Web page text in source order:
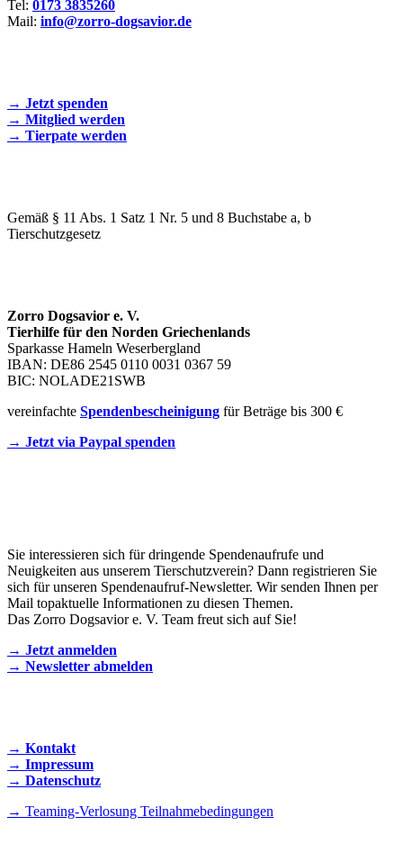
Tel: 0173 3835260
Mail: info@zorro-dogsavior.de
→ Jetzt spenden
→ Mitglied werden
→ Tierpate werden
Gemäß § 11 Abs. 1 Satz 1 Nr. 5 und 8 Buchstabe a, b
Tierschutzgesetz
Zorro Dogsavior e. V.
Tierhilfe für den Norden Griechenlands
Sparkasse Hameln Weserbergland
IBAN: DE86 2545 0110 0031 0367 59
BIC: NOLADE21SWB
vereinfachte Spendenbescheinigung für Beträge bis 300 €
→ Jetzt via Paypal spenden
Sie interessieren sich für dringende Spendenaufrufe und
Neuigkeiten aus unserem Tierschutzverein? Dann registrieren Sie
sich für unseren Spendenaufruf-Newsletter. Wir senden Ihnen per
Mail topaktuelle Informationen zu diesen Themen.
Das Zorro Dogsavior e. V. Team freut sich auf Sie!
→ Jetzt anmelden
→ Newsletter abmelden
→ Kontakt
→ Impressum
→ Datenschutz
→ Teaming-Verlosung Teilnahmebedingungen